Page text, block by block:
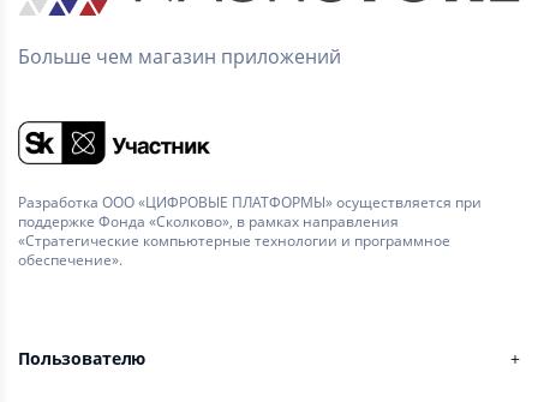
Больше чем магазин приложений
Разработка ООО «ЦИФРОВЫЕ ПЛАТФОРМЫ» осуществляется при
поддержке Фонда «Сколково», в рамках направления
«Стратегические компьютерные технологии и программное
обеспечение».
Пользователю